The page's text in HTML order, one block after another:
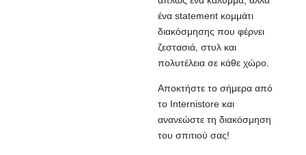
ένα statement κομμάτι
διακόσμησης που φέρνει
ζεστασιά, στυλ και
πολυτέλεια σε κάθε χώρο.
Αποκτήστε το σήμερα από
το Internistore και
ανανεώστε τη διακόσμηση
του σπιτιού σας!